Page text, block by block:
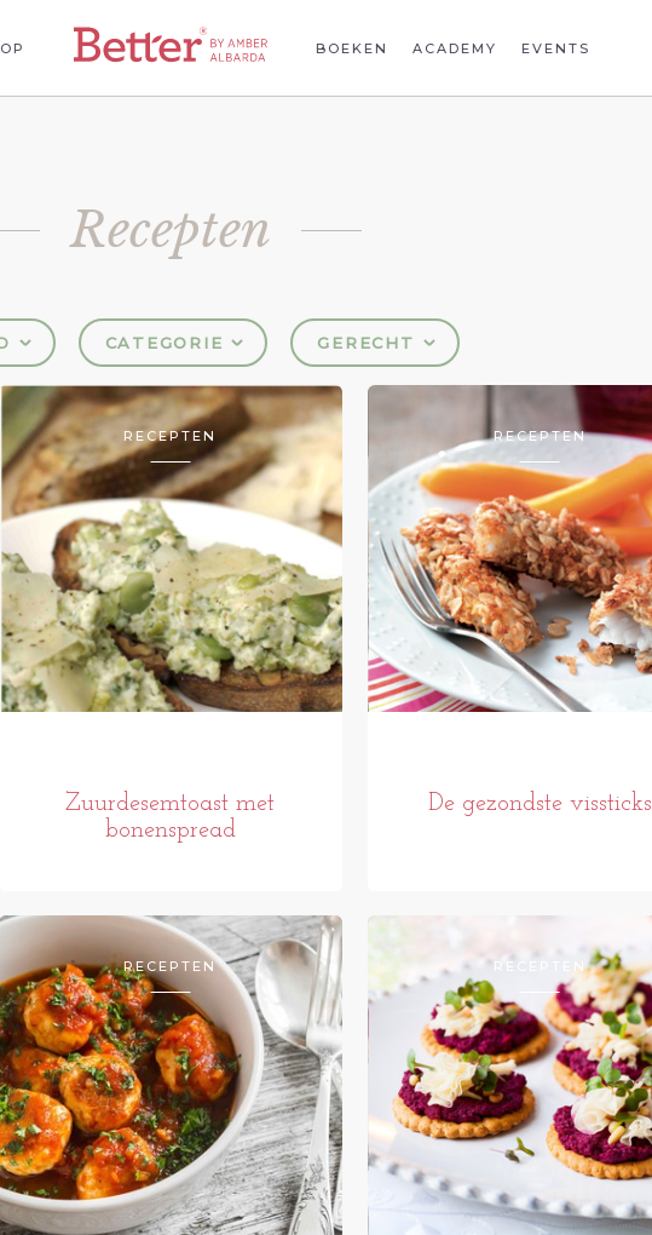
BOEKEN ACADEMY EVENTS
Recepten
CATEGORIE GERECHT
RECEPTEN
Zuurdesemtoast met
bonenspread
RECEPTEN
De gezondste vissticks
RECEPTEN RECEPTEN